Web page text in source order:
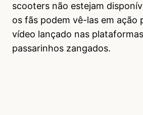
scooters não estejam
os fãs podem vê-las em ação
vídeo lançado nas
passarinhos zangados.